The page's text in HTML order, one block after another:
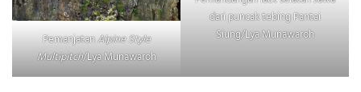
PemanjatanAlpine Style
Multipitch/Lya Munawaroh
dari puncak tebing Pantai
Siung/Lya Munawaroh